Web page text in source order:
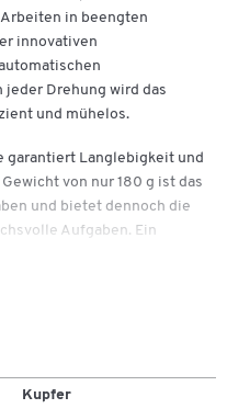
in beengten
innovativen
jeder Drehung wird das
und mühelos.
garantiert Langlebigkeit und
von nur 180 g ist das
und bietet dennoch die
Aufgaben. Ein
Profis und Heimwerker
Kupfer